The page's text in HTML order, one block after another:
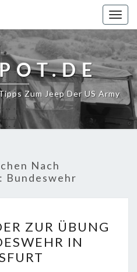
Zum Jeep Der US Army
Nach
Bundeswehr
BILDER
ZUR
ÜBUNG
ZUR ÜBUNG
IN